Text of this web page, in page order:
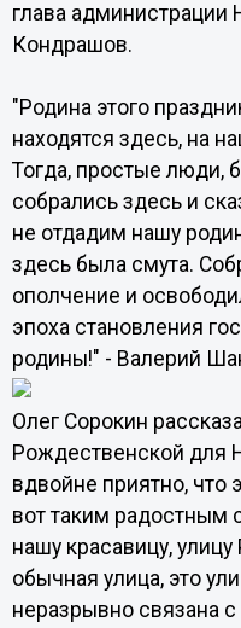
глава администрации
Кондрашов.
"Родина этого
находятся здесь, на
Тогда, простые люди,
собрались здесь и
не отдадим нашу
здесь была смута.
ополчение и
эпоха становления
родины!" - Валерий
Олег Сорокин
Рождественской для
вдвойне приятно, что
вот таким
нашу красавицу,
обычная улица, это
неразрывно связана